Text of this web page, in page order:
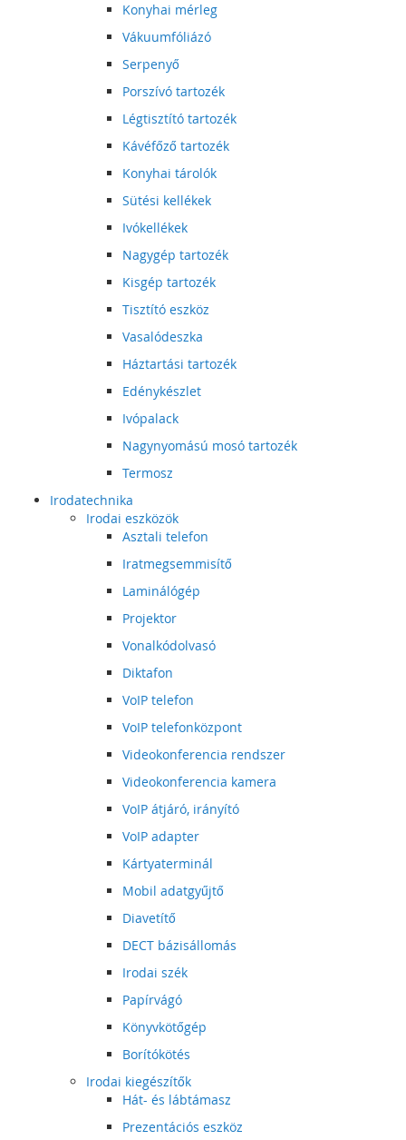
Konyhai mérleg
Vákuumfóliázó
Serpenyő
Porszívó tartozék
Légtisztító tartozék
Kávéfőző tartozék
Konyhai tárolók
Sütési kellékek
Ivókellékek
Nagygép tartozék
Kisgép tartozék
Tisztító eszköz
Vasalódeszka
Háztartási tartozék
Edénykészlet
Ivópalack
Nagynyomású mosó tartozék
Termosz
Irodatechnika
Irodai eszközök
Asztali telefon
Iratmegsemmisítő
Laminálógép
Projektor
Vonalkódolvasó
Diktafon
VoIP telefon
VoIP telefonközpont
Videokonferencia rendszer
Videokonferencia kamera
VoIP átjáró, irányító
VoIP adapter
Kártyaterminál
Mobil adatgyűjtő
Diavetítő
DECT bázisállomás
Irodai szék
Papírvágó
Könyvkötőgép
Borítókötés
Irodai kiegészítők
Hát- és lábtámasz
Prezentációs eszköz